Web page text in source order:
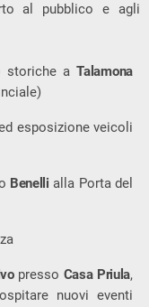
al pubblico e agli
storiche aTalamona
esposizione veicoli
Benelli alla Porta del
presso Casa Priula,
nuovi eventi